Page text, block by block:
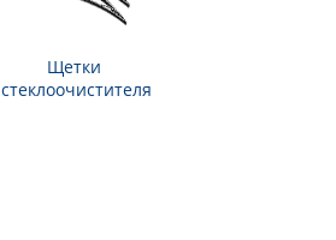
Щетки
стеклоочистителя